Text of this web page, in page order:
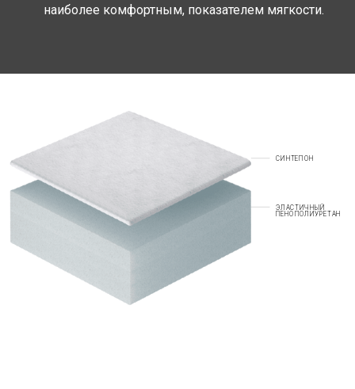
наиболее комфортным, показателем мягкости.
СИНТЕПОН
ЭЛАСТИЧНЫЙ
ПЕНОПОЛИУРЕТАН